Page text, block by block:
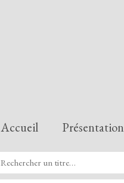
Accueil Présentation